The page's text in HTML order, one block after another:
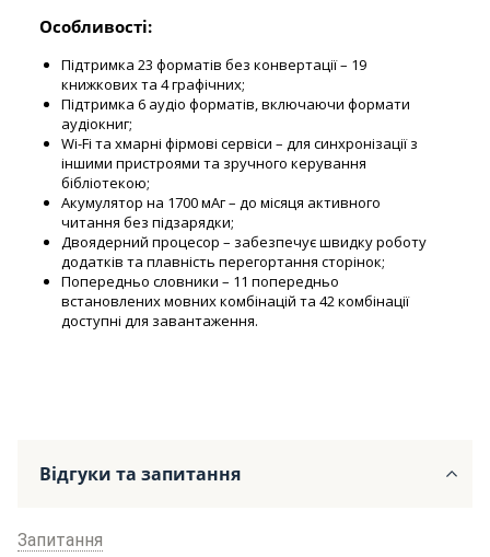
Особливості:
Підтримка 23 форматів без конвертації – 19
книжкових та 4 графічних;
Підтримка 6 аудіо форматів, включаючи формати
аудіокниг;
Wi-Fi та хмарні фірмові сервіси – для синхронізації з
іншими пристроями та зручного керування
бібліотекою;
Акумулятор на 1700 мАг – до місяця активного
читання без підзарядки;
Двоядерний процесор – забезпечує швидку роботу
додатків та плавність перегортання сторінок;
Попередньо словники – 11 попередньо
встановлених мовних комбінацій та 42 комбінації
доступні для завантаження.
Відгуки та запитання
Запитання